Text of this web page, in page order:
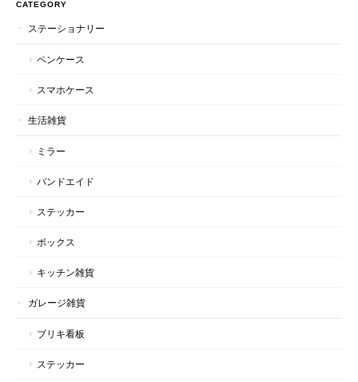
CATEGORY
ステーショナリー
ペンケース
スマホケース
生活雑貨
ミラー
バンドエイド
ステッカー
ボックス
キッチン雑貨
ガレージ雑貨
ブリキ看板
ステッカー